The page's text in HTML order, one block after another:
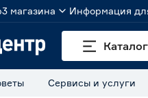
3 магазина Информация
Каталог
Сервисы и услуги